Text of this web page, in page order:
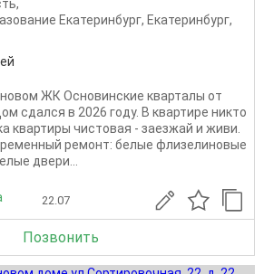
,
Екатеринбург, Екатеринбург,
ЖК Основинские кварталы от
сдался в 2026 году. В квартире никто
квартиры чистовая - заезжай и живи.
ремонт: белые флизелиновые
двери...
22.07
Позвонить